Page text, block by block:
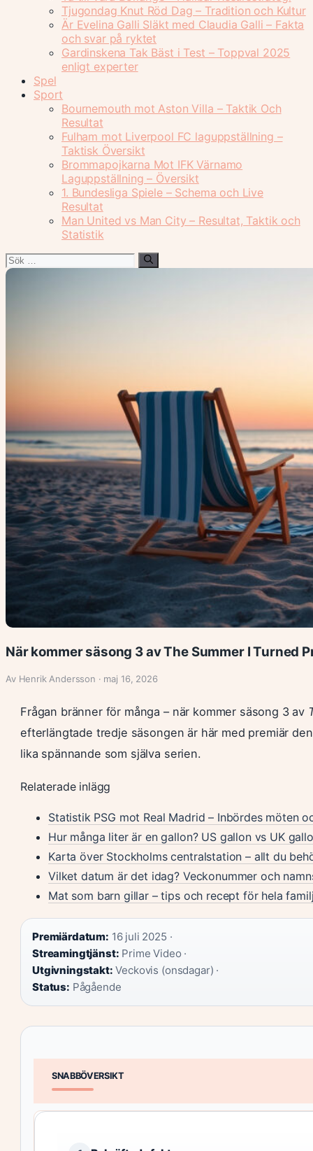
Tjugondag Knut Röd Dag – Tradition och Kultur
Är Evelina Galli Släkt med Claudia Galli – Fakta
och svar på ryktet
Gardinskena Tak Bäst i Test – Toppval 2025
enligt experter
Spel
Sport
Bournemouth mot Aston Villa – Taktik Och
Resultat
Fulham mot Liverpool FC laguppställning –
Taktisk Översikt
Brommapojkarna Mot IFK Värnamo
Laguppställning – Översikt
1. Bundesliga Spiele – Schema och Live
Resultat
Man United vs Man City – Resultat, Taktik och
Statistik
Sök
efter:
När kommer säsong 3 av The Summer I Turned
Av Henrik Andersson · maj 16, 2026
Frågan bränner för många – när kommer säsong 3 av
efterlängtade tredje säsongen är här med premiär
lika spännande som själva serien.
Relaterade inlägg
Statistik PSG mot Real Madrid – Inbördes möten
Hur många liter är en gallon? US gallon vs UK
Karta över Stockholms centralstation – allt du
Vilket datum är det idag? Veckonummer och
Mat som barn gillar – tips och recept för hela
Premiärdatum: 16 juli 2025 ·
Streamingtjänst: Prime Video ·
Utgivningstakt: Veckovis (onsdagar) ·
Status: Pågående
SNABBÖVERSIKT